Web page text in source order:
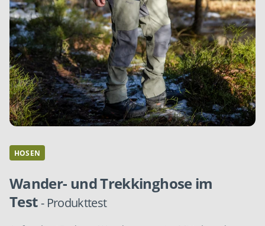
HOSEN
Wander- und Trekkinghose im
Test- Produkttest